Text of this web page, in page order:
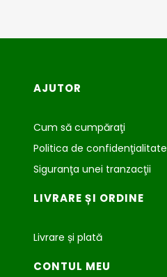
Meniu subsol
AJUTOR
Cum să cumpăraţi
Politica de confidenţialitate
Siguranţa unei tranzacţii
LIVRARE ȘI ORDINE
Livrare și plată
CONTUL MEU